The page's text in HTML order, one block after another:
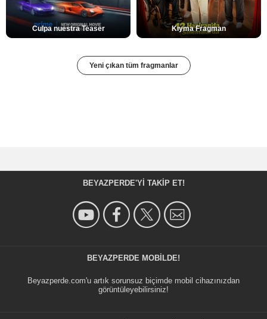
Culpa nuestra Teaser Kıyma Fragman
Yeni çıkan tüm fragmanlar
BEYAZPERDE'YI TAKIP ET!
BEYAZPERDE MOBILDE!
Beyazperde.com'u artık sorunsuz biçimde mobil cihazınızdan
görüntüleyebilirsiniz!